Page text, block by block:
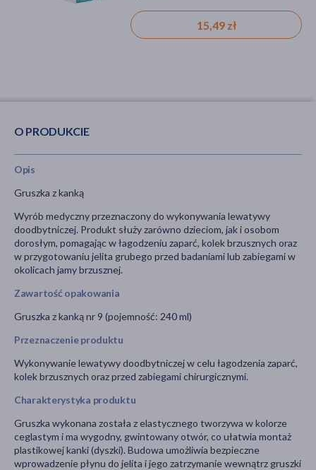
15,49 zł
17,19 zł
O PRODUKCIE
Opis
Gruszka z kanką
Wyrób medyczny przeznaczony do wykonywania lewatywy
doodbytniczej. Produkt służy zarówno dzieciom, jak i osobom
dorosłym, pomagając w łagodzeniu zaparć, kolek brzusznych oraz
w przygotowaniu jelita grubego przed badaniami lub zabiegami w
okolicach jamy brzusznej.
Zawartość opakowania
Gruszka z kanką nr 9 (pojemność: 240 ml)
Przeznaczenie produktu
Wykonywanie lewatywy doodbytniczej w celu łagodzenia zaparć,
kolek brzusznych oraz przed zabiegami chirurgicznymi.
Charakterystyka produktu
Gruszka wykonana została z elastycznego tworzywa w kolorze
ceglastym i ma wygodny, gwintowany otwór, co ułatwia montaż
plastikowej kanki (dyszki). Budowa umożliwia bezpieczne
wprowadzenie płynu do jelita i jego zatrzymanie wewnątrz gruszki